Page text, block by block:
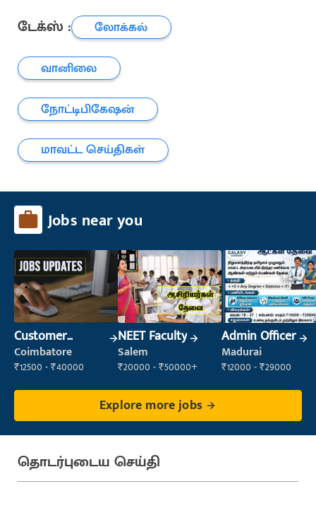
டேக்ஸ் :
லோக்கல்
வானிலை
நோட்டிபிகேஷன்
மாவட்ட செய்திகள்
Jobs near you
Customer
Support Officer
Coimbatore
₹12500 - ₹40000
NEET Faculty
Salem
₹20000 - ₹50000+
Admin Officer
Madurai
₹12000 - ₹29000
Explore more jobs
தொடர்புடைய செய்தி